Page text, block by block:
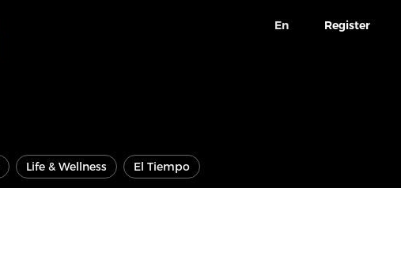
En Register
Life & Wellness El Tiempo